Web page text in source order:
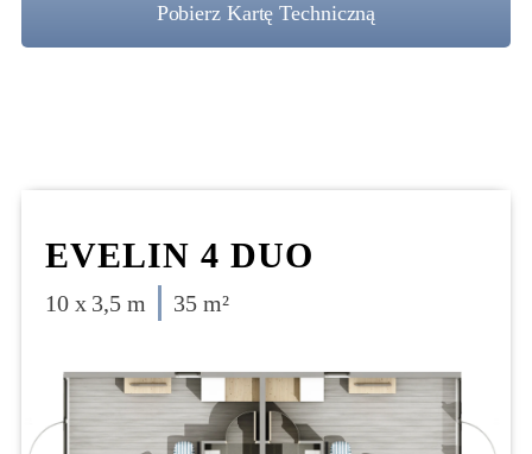
Pobierz Kartę Techniczną
EVELIN 4 DUO
10 x 3,5 m 35 m²